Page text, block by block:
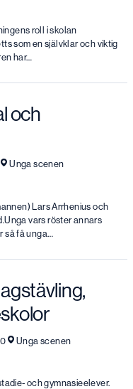
roll i skolan
som en självklar och viktig
har…
och
Unga scenen
Lars Arrhenius och
vars röster annars
så få unga…
Unga scenen
och gymnasieelever.